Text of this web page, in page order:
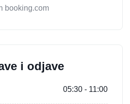
booking.com
i odjave
05:30 - 11:00